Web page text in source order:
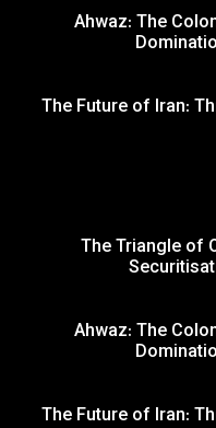
Ahwaz: The
The Future of Iran:
The Triangle of
Ahwaz: The
The Future of Iran: